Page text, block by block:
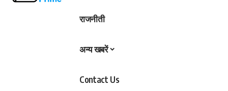
राजनीती
अन्य खबरें
Contact Us